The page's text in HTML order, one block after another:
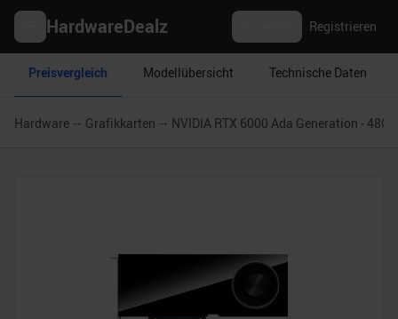
HardwareDealz Registrieren
Preisvergleich Modellübersicht Technische Daten
Hardware Grafikkarten NVIDIA RTX 6000 Ada Generation - 48GB